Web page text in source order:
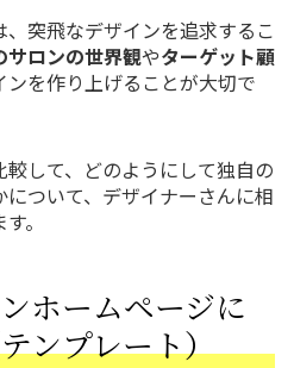
、突飛なデザインを追求するこ
サロンの世界観やターゲット顧
ンを作り上げることが大切で
して、どのようにして独自の
ついて、デザイナーさんに相
。
ホームページに
ンプレート）